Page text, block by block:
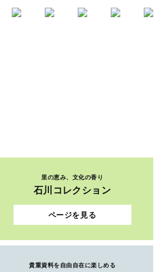
里の恵み、文化の香り
石川コレクション
ページを見る
貴重資料を自由自在に楽しめる